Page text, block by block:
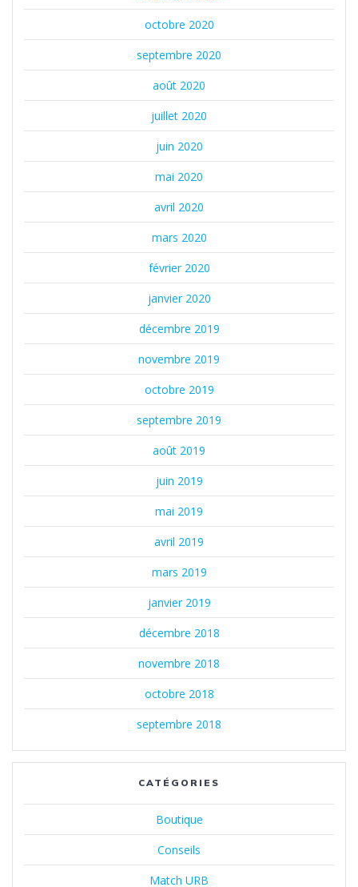
octobre 2020
septembre 2020
août 2020
juillet 2020
juin 2020
mai 2020
avril 2020
mars 2020
février 2020
janvier 2020
décembre 2019
novembre 2019
octobre 2019
septembre 2019
août 2019
juin 2019
mai 2019
avril 2019
mars 2019
janvier 2019
décembre 2018
novembre 2018
octobre 2018
septembre 2018
CATÉGORIES
Boutique
Conseils
Match URB